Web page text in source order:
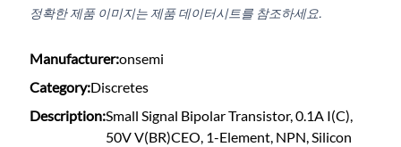
정확한 제품 이미지는 제품 데이터시트를 참조하세요.
Manufacturer:onsemi
Category:Discretes
Description:Small Signal Bipolar Transistor, 0.1A I(C),
50V V(BR)CEO, 1-Element, NPN, Silicon